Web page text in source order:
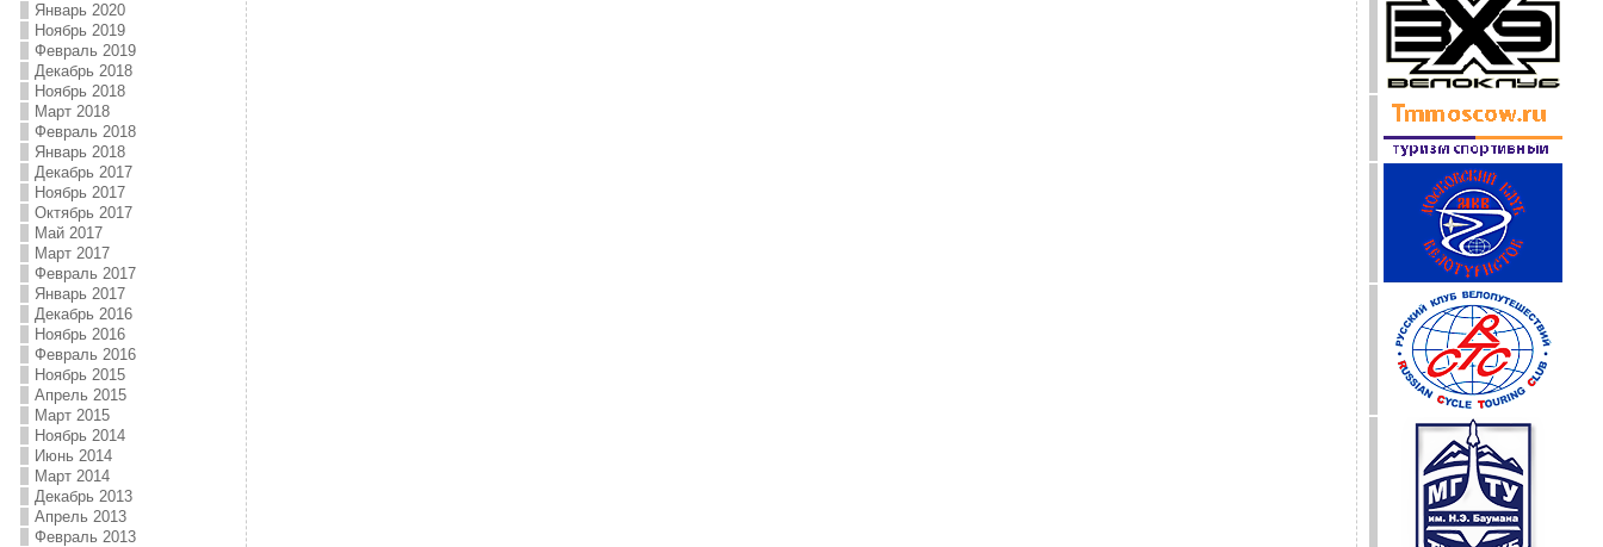
Январь 2020
Ноябрь 2019
Февраль 2019
Декабрь 2018
Ноябрь 2018
Март 2018
Февраль 2018
Январь 2018
Декабрь 2017
Ноябрь 2017
Октябрь 2017
Май 2017
Март 2017
Февраль 2017
Январь 2017
Декабрь 2016
Ноябрь 2016
Февраль 2016
Ноябрь 2015
Апрель 2015
Март 2015
Ноябрь 2014
Июнь 2014
Март 2014
Декабрь 2013
Апрель 2013
Февраль 2013